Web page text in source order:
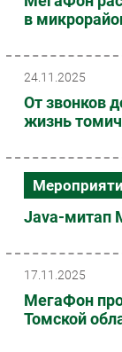
в
24.11.2025
От звонков
жизнь
Java-митап
17.11.2025
МегаФон
Томской